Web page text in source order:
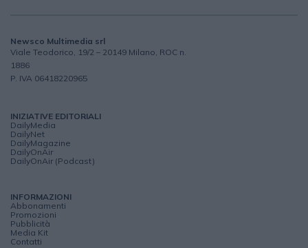
Newsco Multimedia srl
Viale Teodorico, 19/2 – 20149 Milano, ROC n.
1886
P. IVA 06418220965
INIZIATIVE EDITORIALI
DailyMedia
DailyNet
DailyMagazine
DailyOnAir
DailyOnAir (Podcast)
INFORMAZIONI
Abbonamenti
Promozioni
Pubblicità
Media Kit
Contatti